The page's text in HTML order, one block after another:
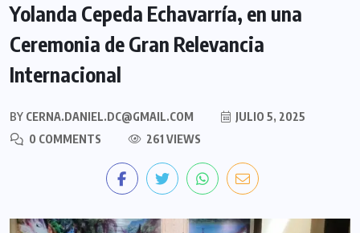
Yolanda Cepeda Echavarría, en una
Ceremonia de Gran Relevancia
Internacional
BY CERNA.DANIEL.DC@GMAIL.COM
JULIO 5, 2025
0 COMMENTS
261 VIEWS